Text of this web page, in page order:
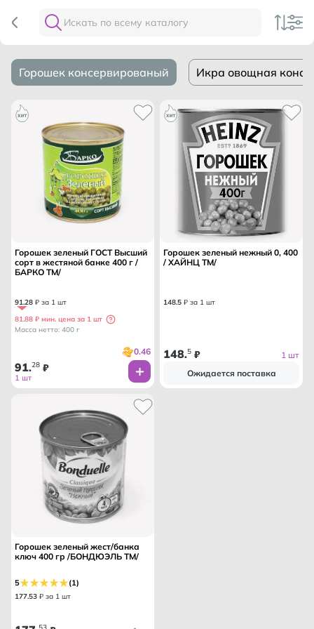
Горошек консервированый Икра овощная
Горошек зеленый ГОСТ Высший
сорт в жестяной банке 400 г /
БАРКО ТМ/
91.28 ₽ за 1 шт
81.88 ₽ мин. цена за 1 шт
Масса нетто: 400 г
0.46
91.28 ₽
1 шт
Горошек зеленый нежный 0, 400
/ ХАЙНЦ ТМ/
148.5 ₽ за 1 шт
148.5 ₽
1 шт
Ожидается поставка
Горошек зеленый жест/банка
ключ 400 гр /БОНДЮЭЛЬ ТМ/
5 (1)
177.53 ₽ за 1 шт